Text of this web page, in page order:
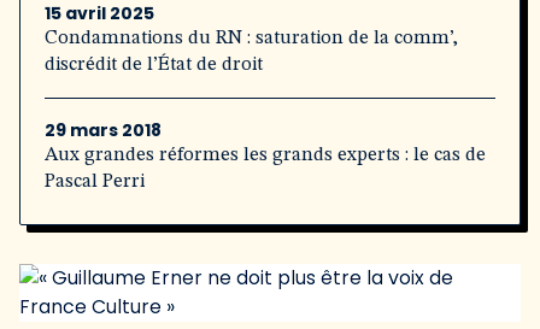
15 avril 2025
Condamnations du RN : saturation de la comm’,
discrédit de l’État de droit
29 mars 2018
Aux grandes réformes les grands experts : le cas de
Pascal Perri